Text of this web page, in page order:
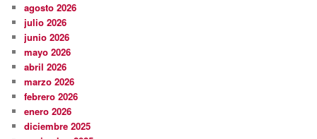
agosto 2026
julio 2026
junio 2026
mayo 2026
abril 2026
marzo 2026
febrero 2026
enero 2026
diciembre 2025